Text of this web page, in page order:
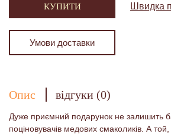
КУПИТИ Швидка
Умови доставки
Опис відгуки (0)
Дуже приємний подарунок не залишить
поціновувачів медових смаколиків. А